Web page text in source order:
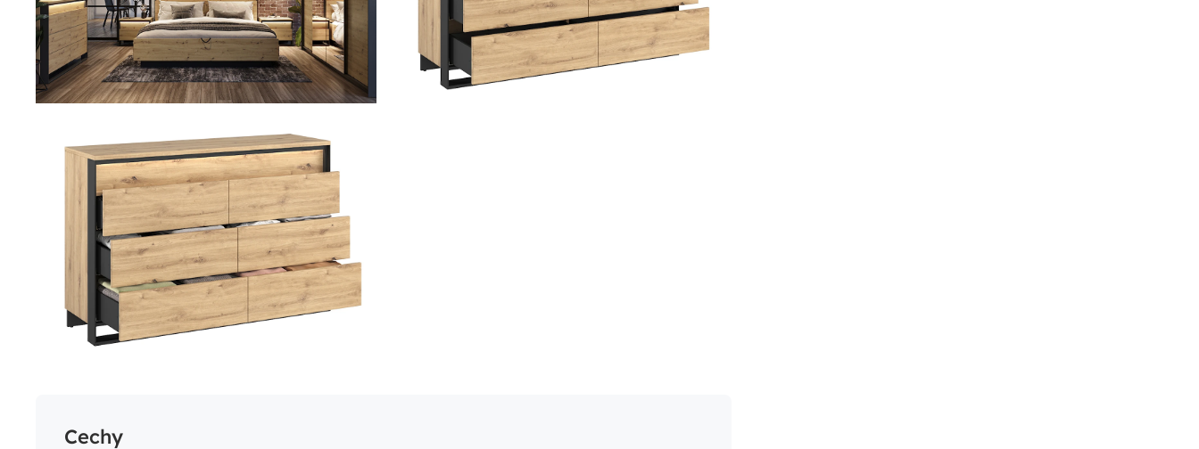
Cechy